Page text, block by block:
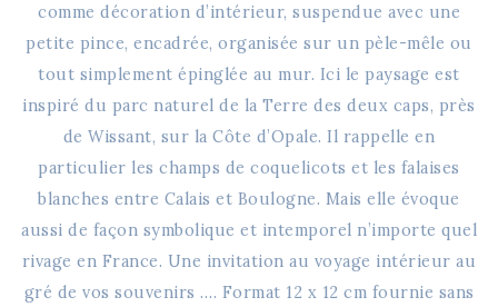
comme décoration d’intérieur, suspendue avec une
petite pince, encadrée, organisée sur un pèle-mêle ou
tout simplement épinglée au mur. Ici le paysage est
inspiré du parc naturel de la Terre des deux caps, près
de Wissant, sur la Côte d’Opale. Il rappelle en
particulier les champs de coquelicots et les falaises
blanches entre Calais et Boulogne. Mais elle évoque
aussi de façon symbolique et intemporel n’importe quel
rivage en France. Une invitation au voyage intérieur au
gré de vos souvenirs …. Format 12 x 12 cm fournie sans